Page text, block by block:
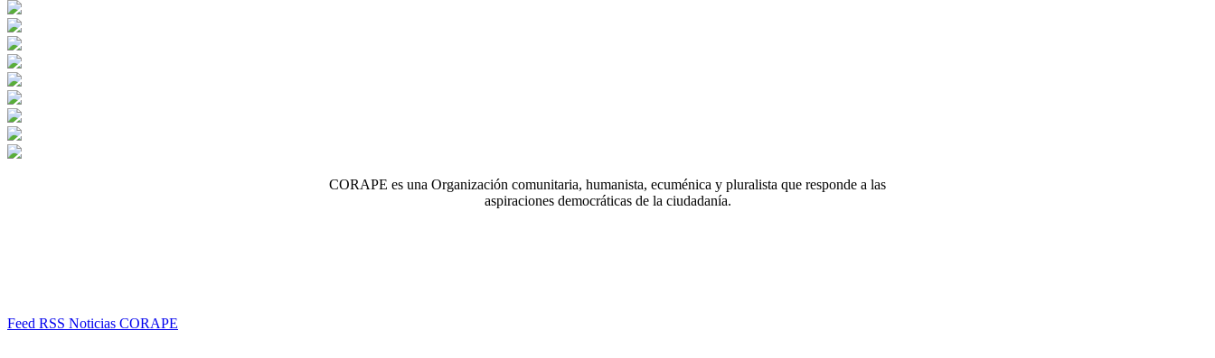
CORAPE es una Organización comunitaria, humanista, ecuménica y pluralista que responde a las
aspiraciones democráticas de la ciudadanía.
Feed RSS Noticias CORAPE